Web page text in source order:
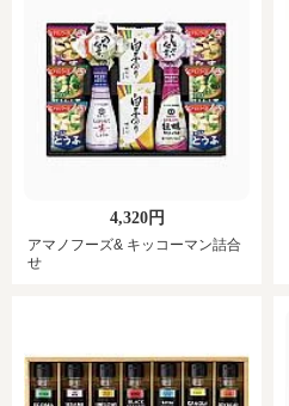
4,320円
アマノフーズ& キッコーマン詰合
せ